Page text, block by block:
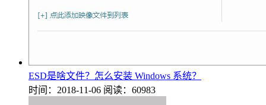
ESD是啥文件？怎么安装 Windows 系统？
时间：2018-11-06 阅读：60983